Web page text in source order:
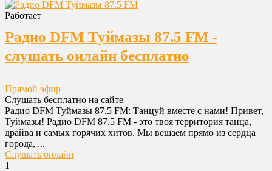
Retro
Все радиостанции
Детское
Разговорное
Танцевальная
Шансон
Юмор
Все категории
Работает
Радио DFM Туймазы 87.5 FM -
слушать онлайн бесплатно
Прямой эфир
Слушать бесплатно на сайте
Радио DFM Туймазы 87.5 FM: Танцуй вместе с нами! Привет,
Туймазы! Радио DFM 87.5 FM - это твоя территория танца,
драйва и самых горячих хитов. Мы вещаем прямо из сердца
города, ...
Слушать онлайн
1